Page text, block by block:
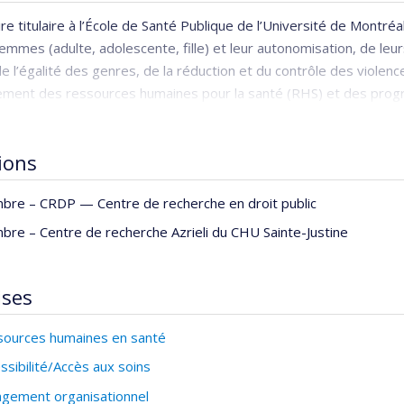
titulaire à l’École de Santé Publique de l’Université de
(adulte, adolescente, fille) et leur autonomisation, de
l’égalité des genres, de la réduction et du contrôle des
des ressources humaines pour la santé (RHS) et des
pour l’amélioration de la qualité du continuum des services de
les femmes et leurs familles à chaque étape de leur vie
et instituts multidisciplinaires de RHS dans les pays
des femmes francophones … en santé » regroupant
Prix Nobel de la Paix 2018, parrain de Hygeia l’a invitée à
au long de ce parcours, elle touche à la vulnérabilité des
– CRDP — Centre de recherche en droit public
– Centre de recherche Azrieli du CHU Sainte-Justine
humaines en santé
Accès aux soins
organisationnel